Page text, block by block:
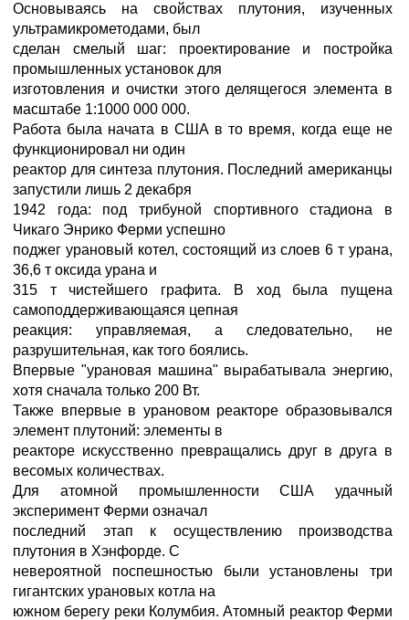
Основываясь на свойствах плутония, изученных
ультрамикрометодами, был
сделан смелый шаг: проектирование и постройка
промышленных установок для
изготовления и очистки этого делящегося элемента в
масштабе 1:1000 000 000.
Работа была начата в США в то время, когда еще не
функционировал ни один
реактор для синтеза плутония. Последний американцы
запустили лишь 2 декабря
1942 года: под трибуной спортивного стадиона в
Чикаго Энрико Ферми успешно
поджег урановый котел, состоящий из слоев 6 т урана,
36,6 т оксида урана и
315 т чистейшего графита. В ход была пущена
самоподдерживающаяся цепная
реакция: управляемая, а следовательно, не
разрушительная, как того боялись.
Впервые "урановая машина" вырабатывала энергию,
хотя сначала только 200 Вт.
Также впервые в урановом реакторе образовывался
элемент плутоний: элементы в
реакторе искусственно превращались друг в друга в
весомых количествах.
Для атомной промышленности США удачный
эксперимент Ферми означал
последний этап к осуществлению производства
плутония в Хэнфорде. С
невероятной поспешностью были установлены три
гигантских урановых котла на
южном берегу реки Колумбия. Атомный реактор Ферми